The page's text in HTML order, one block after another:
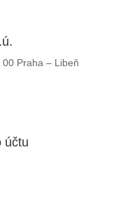
Praha – Libeň
účtu